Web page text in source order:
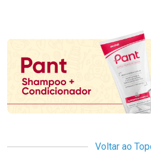
Promoção em
Voltar ao